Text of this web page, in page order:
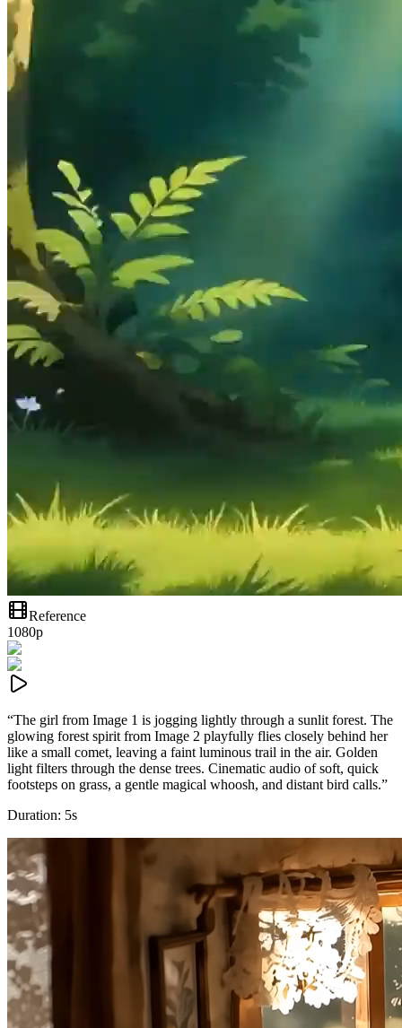
Reference
1080p
“The girl from Image 1 is jogging lightly through a sunlit forest. The
glowing forest spirit from Image 2 playfully flies closely behind her
like a small comet, leaving a faint luminous trail in the air. Golden
light filters through the dense trees. Cinematic audio of soft, quick
footsteps on grass, a gentle magical whoosh, and distant bird calls.”
Duration: 5s